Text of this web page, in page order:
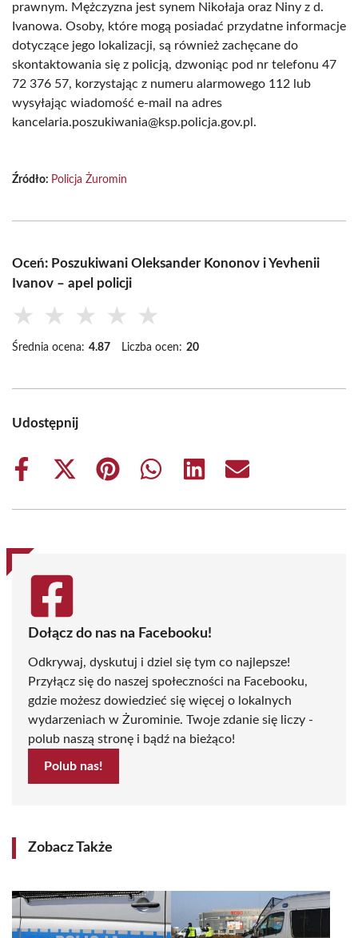
prawnym. Mężczyzna jest synem Nikołaja oraz Niny z d.
Ivanowa. Osoby, które mogą posiadać przydatne informacje
dotyczące jego lokalizacji, są również zachęcane do
skontaktowania się z policją, dzwoniąc pod nr telefonu 47
72 376 57, korzystając z numeru alarmowego 112 lub
wysyłając wiadomość e-mail na adres
kancelaria.poszukiwania@ksp.policja.gov.pl.
Źródło: Policja Żuromin
Oceń: Poszukiwani Oleksander Kononov i Yevhenii
Ivanov – apel policji
★ ★ ★ ★ ★
Średnia ocena: 4.87 Liczba ocen: 20
Udostępnij
Share
Share
(Twitter)
Share
Share
Share
Share
Dołącz do nas na Facebooku!
Odkrywaj, dyskutuj i dziel się tym co najlepsze!
Przyłącz się do naszej społeczności na Facebooku,
gdzie możesz dowiedzieć się więcej o lokalnych
wydarzeniach w Żurominie. Twoje zdanie się liczy -
polub naszą stronę i bądź na bieżąco!
Polub nas!
Zobacz Także